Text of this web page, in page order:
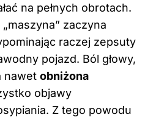
na pełnych obrotach.
zaczyna
raczej zepsuty
pojazd. Ból głowy,
nawet obniżona
objawy
Z tego powodu